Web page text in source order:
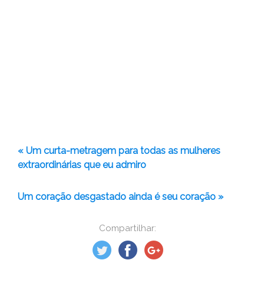
Compartilhar:
« Um curta-metragem para todas as mulheres
extraordinárias que eu admiro
Um coração desgastado ainda é seu coração »